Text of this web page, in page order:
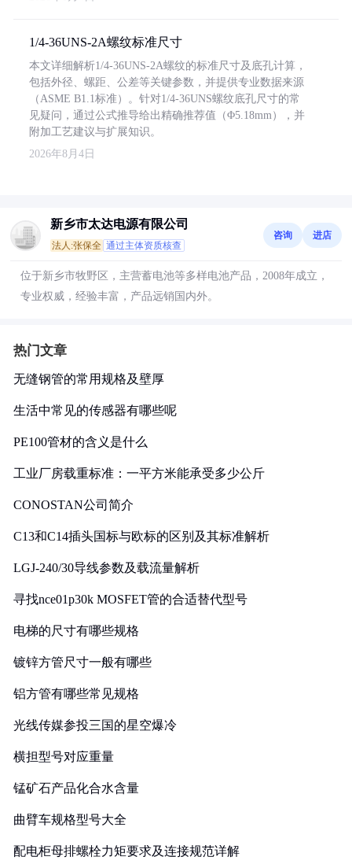
1/4-36UNS-2A螺纹标准尺寸
本文详细解析1/4-36UNS-2A螺纹的标准尺寸及底孔计算，
包括外径、螺距、公差等关键参数，并提供专业数据来源
（ASME B1.1标准）。针对1/4-36UNS螺纹底孔尺寸的常
见疑问，通过公式推导给出精确推荐值（Φ5.18mm），并
附加工艺建议与扩展知识。
2026年8月4日
新乡市太达电源有限公司
法人:张保全 通过主体资质核查
咨询 进店
位于新乡市牧野区，主营蓄电池等多样电池产品，2008年成立，
专业权威，经验丰富，产品远销国内外。
热门文章
无缝钢管的常用规格及壁厚
生活中常见的传感器有哪些呢
PE100管材的含义是什么
工业厂房载重标准：一平方米能承受多少公斤
CONOSTAN公司简介
C13和C14插头国标与欧标的区别及其标准解析
LGJ-240/30导线参数及载流量解析
寻找nce01p30k MOSFET管的合适替代型号
电梯的尺寸有哪些规格
镀锌方管尺寸一般有哪些
铝方管有哪些常见规格
光线传媒参投三国的星空爆冷
横担型号对应重量
锰矿石产品化合水含量
曲臂车规格型号大全
配电柜母排螺栓力矩要求及连接规范详解